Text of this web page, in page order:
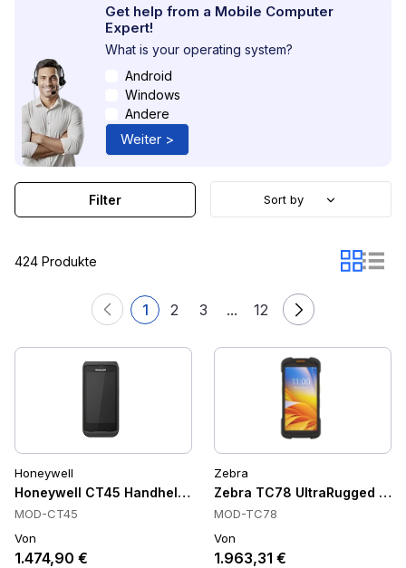
Get help from a Mobile Computer
Expert!
What is your operating system?
Android
Windows
Andere
Weiter >
424 Produkte
1 2 3 ... 12
Filter Sort by
Honeywell
Honeywell CT45 Handheld-Terminals
MOD-CT45
Von
1.474,90 €
Zebra
Zebra TC78 UltraRugged 5G
MOD-TC78
Von
1.963,31 €